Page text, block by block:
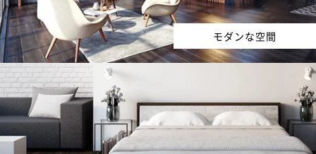
モダンな空間